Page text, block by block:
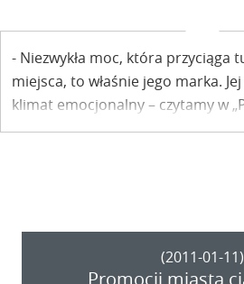
- Niezwykła moc, która przyciąga
miejsca, to właśnie jego marka.
klimat emocjonalny – czytamy w
zawierającym strategię marki
(2011-01-11)
Promocji miasta